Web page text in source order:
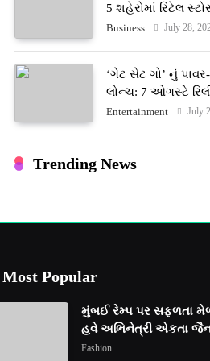
5 શહેરોમાં રિટેલ
ગાયના વૈદિક વલોણા
Business July 28,
‘ગેટ સેટ ગો’ નું
લોન્ચ: 7 ઓગસ્ટે
આ ફિલ્મમાં હાઇ-ટેક
Entertainment July
Trending News
Most Popular
મુંબઈ રેમ્પ પર સફળતા
હવે અભિનેત્રી એકતા જૈન
ફેશન વીકમાં પોતાની
Fashion